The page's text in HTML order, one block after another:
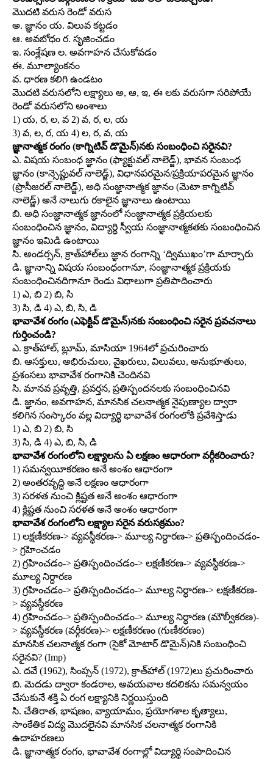
మొదటి వరుస రెండో వరుస
అ. జ్ఞానం య. విలువ కట్టడం
ఆ. అవబోధం ర. సృజించడం
ఇ. సంశ్లేషణ ల. అవగాహన చేసుకోవడం
ఈ. మూల్యాంకనం
వ. ధారణ కలిగి ఉండటం
మొదటి వరుసలోని లక్ష్యాలు అ, ఆ, ఇ, ఈ లకు వరుసగా సరిపోయే
రెండో వరుసలోని అంశాలు
1) య, ర, ల, వ 2) వ, ర, ల, య
3) వ, ల, ర, య 4) ల, ర, వ, య
జ్ఞానాత్మక రంగం (కాగ్నిటివ్‌ డొమైన్‌)నకు సంబంధించి సరైనవి?
ఎ. విషయ సంబంధ జ్ఞానం (ఫ్యాక్టువల్‌ నాలెడ్జ్‌), భావన సంబంధ
జ్ఞానం (కాన్సెప్టువల్‌ నాలెడ్జ్‌), విధానపరమైన/ప్రక్రియాపరమైన జ్ఞానం
(ప్రొసీజరల్‌ నాలెడ్జ్‌), అధి సంజ్ఞానాత్మక జ్ఞానం (మెటా కాగ్నిటివ్‌
నాలెడ్జ్‌) అనే నాలుగు రకాలైన జ్ఞానాలు ఉంటాయి
బి. అధి సంజ్ఞానాత్మక జ్ఞానంలో సంజ్ఞానాత్మక ప్రక్రియలకు
సంబంధించిన జ్ఞానం, విద్యార్థి స్వీయ సంజ్ఞానాత్మకతకు సంబంధించిన
జ్ఞానం ఇమిడి ఉంటాయి
సి. అండర్సన్‌, క్రాత్‌హాల్‌లు జ్ఞాన రంగాన్ని ‘ద్విముఖం’గా మార్చారు
డి. జ్ఞానాన్ని విషయ సంబంధంగానూ, సంజ్ఞానాత్మక ప్రక్రియకు
సంబంధించినదిగానూ రెండు విధాలుగా ప్రతిపాదించారు
1) ఎ, బి 2) బి, సి
3) సి, డి 4) ఎ, బి, సి, డి
భావావేశ రంగం (ఎఫెక్టివ్‌ డొమైన్‌)నకు సంబంధించి సరైన ప్రవచనాలు
గుర్తించండి?
ఎ. క్రాత్‌హాల్‌, బ్లూమ్‌, మాసియా 1964లో ప్రచురించారు
బి. ఆసక్తులు, అభిరుచులు, వైఖరులు, విలువలు, అనుభూతులు,
ప్రశంసలు భావావేశ రంగానికి చెందినవి
సి. మానవ ప్రవృత్తి, ప్రవర్తన, ప్రతిస్పందనలకు సంబంధించినవి
డి. జ్ఞానం, అవగాహన, మానసిక చలనాత్మక నైపుణ్యాల ద్వారా
కలిగిన సంస్కారం వల్ల విద్యార్థి భావావేశ రంగంలోకి ప్రవేశిస్తాడు
1) ఎ, బి 2) బి, సి
3) సి, డి 4) ఎ, బి, సి, డి
భావావేశ రంగంలోని లక్ష్యాలను ఏ లక్షణం ఆధారంగా వర్గీకరించారు?
1) సమన్వయీకరణం అనే అంశం ఆధారంగా
2) అంతరవృద్ధి అనే లక్షణం ఆధారంగా
3) సరళత నుంచి క్లిష్టత అనే అంశం ఆధారంగా
4) క్లిష్టత నుంచి సరళత అనే అంశం ఆధారంగా
భావావేశ రంగంలోని లక్ష్యాల సరైన వరుసక్రమం?
1) లక్షణీకరణ-> వ్యవస్థీకరణ-> మూల్య నిర్ధారణ-> ప్రతిస్పందించడం-
> గ్రహించడం
2) గ్రహించడం-> ప్రతిస్పందించడం-> లక్షణీకరణ-> వ్యవస్థీకరణ->
మూల్య నిర్ధారణ
3) గ్రహించడం-> ప్రతిస్పందించడం-> మూల్య నిర్ధారణ-> లక్షణీకరణ-
> వ్యవస్థీకరణ
4) గ్రహించడం-> ప్రతిస్పందించడం-> మూల్య నిర్ధారణ (మౌల్వీకరణ)-
> వ్యవస్థీకరణ (వర్గీకరణ)-> లక్షణీకరణం (గుణీకరణం)
మానసిక చలనాత్మక రంగా (సైకో మోటార్‌ డొమైన్‌)నికి సంబంధించి
సరైనవి? (Imp)
ఎ. దవే (1962), సింప్సన్‌ (1972), క్రాత్‌హాల్‌ (1972)లు ప్రచురించారు
బి. మెదడు ద్వారా కండరాల, అవయవాల కదలికను సమన్వయం
చేసుకునే శక్తి ఏ రంగ లక్ష్యానికి నిర్ణయిస్తుంది
సి. చేతిరాత, భాషణం, వ్యాయామం, ప్రయోగశాల కృత్యాలు,
సాంకేతిక విద్య మొదలైనవి మానసిక చలనాత్మక రంగానికి
ఉదాహరణలు
డి. జ్ఞానాత్మక రంగం, భావావేశ రంగాల్లో విద్యార్థి సంపాదించిన